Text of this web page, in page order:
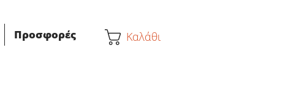
Προσφορές Καλάθι